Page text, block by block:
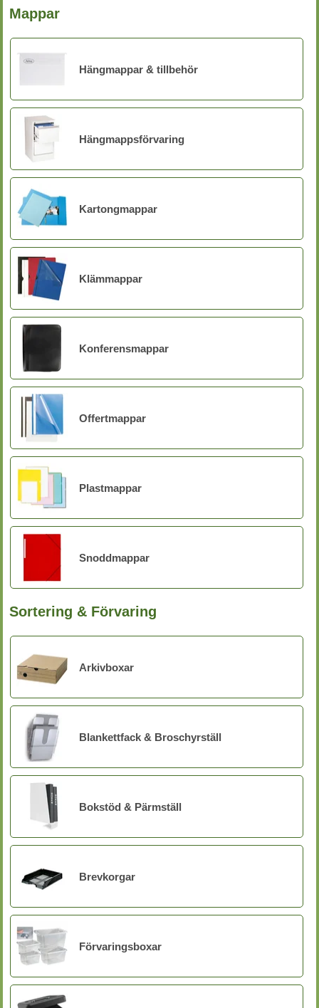
Mappar
Hängmappar & tillbehör
Hängmappsförvaring
Kartongmappar
Klämmappar
Konferensmappar
Offertmappar
Plastmappar
Snoddmappar
Sortering & Förvaring
Arkivboxar
Blankettfack & Broschyrställ
Bokstöd & Pärmställ
Brevkorgar
Förvaringsboxar